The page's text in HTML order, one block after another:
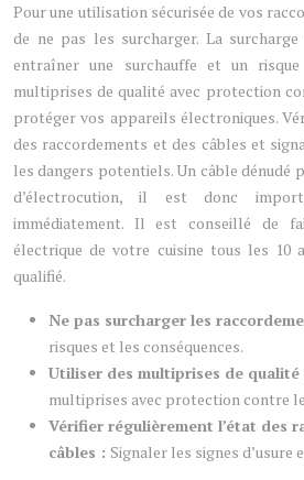
Pour une utilisation sécurisée de vos
de ne pas les surcharger. La
entraîner une surchauffe et un risque
multiprises de qualité avec protection
protéger vos appareils électroniques.
des raccordements et des câbles et
les dangers potentiels. Un câble dénudé
d’électrocution, il est donc
immédiatement. Il est conseillé de
électrique de votre cuisine tous les 10
qualifié.
Ne pas surcharger les
risques et les conséquences.
Utiliser des multiprises de qualité
multiprises avec protection contre
Vérifier régulièrement l’état des
câbles : Signaler les signes